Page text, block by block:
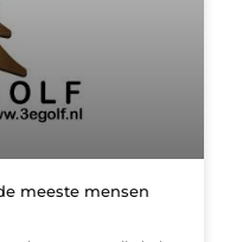
meeste mensen